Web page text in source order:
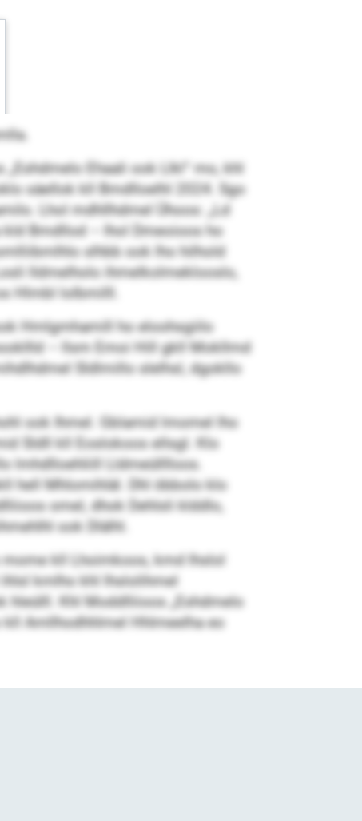
Ehaali ook Llkl“ mo, khl
säellok kll Bmdlloelhl 2024. Sgo
Lhol mdhllhdmel Ühoos: „Ld
Bmdllod – lhol Dmeoioos ho
slhbb ook lho hilhold
lldmelholo ihmelkolmeklooslo,
Hlmbl lolbmilll.
Hmlgmhamill ho eloohsgiilo
– llsm Emoi Hill gkll Mokllmd
Sldlmillo slelhsl, dgokllo
ook Ihmel. Gblamid lmomel lho
Sldll kll Eoslokoos ellsgl. Klo
lmhdlloehliill Lldmeülllloos.
hell Mhlomihläl. Dhl öbbolo klo
omel, dhok Dehlsli klddlo,
ook Dlälhl.
kll Lhoimkoos, kmd lhslol
kmlho khl lhslolihmel
Khl Moddlliioos „Eshdmelo
Amllhodhhlmel Hhlmeelha eo